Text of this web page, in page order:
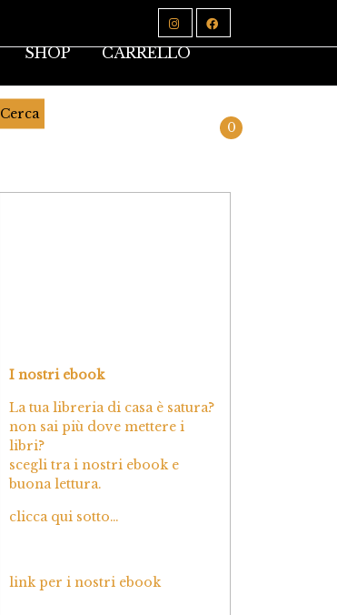
SHOP
CARRELLO
Cerca
0
I nostri ebook
La tua libreria di casa è satura?
non sai più dove mettere i
libri?
scegli tra i nostri ebook e
buona lettura.
clicca qui sotto…
link per i nostri ebook